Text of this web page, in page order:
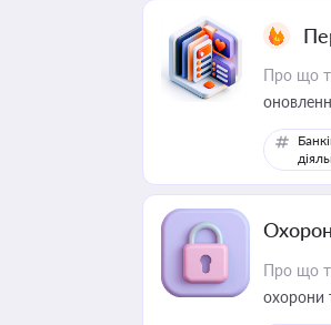
Про що
Про що
охорони